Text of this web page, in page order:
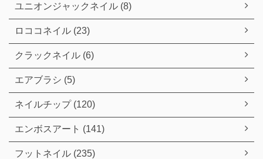
ユニオンジャックネイル (8)
ロココネイル (23)
クラックネイル (6)
エアブラシ (5)
ネイルチップ (120)
エンボスアート (141)
フットネイル (235)